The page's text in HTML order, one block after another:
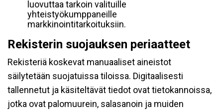
luovuttaa tarkoin valituille
yhteistyökumppaneille
markkinointitarkoituksiin.
Rekisterin suojauksen periaatteet
Rekisteriä koskevat manuaaliset aineistot
säilytetään suojatuissa tiloissa. Digitaalisesti
tallennetut ja käsiteltävät tiedot ovat tietokannoissa,
jotka ovat palomuurein, salasanoin ja muiden